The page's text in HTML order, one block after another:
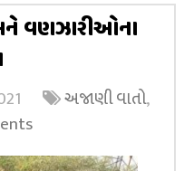
વણઝારીઓના
અજાણી વાતો,